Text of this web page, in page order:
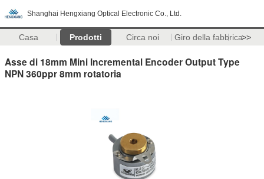
Shanghai Hengxiang Optical Electronic Co., Ltd.
Casa Prodotti Circa noi Giro della fabbrica>>
Asse di 18mm Mini Incremental Encoder Output Type
NPN 360ppr 8mm rotatoria